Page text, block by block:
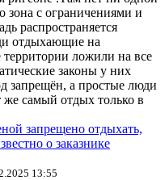
зона с ограничениями и
распространяется
отдыхающие на
территории ложили на все
законы у них
запрещён, а простые люди
же самый отдых только в
запрещено отдыхать,
о заказнике
13:55